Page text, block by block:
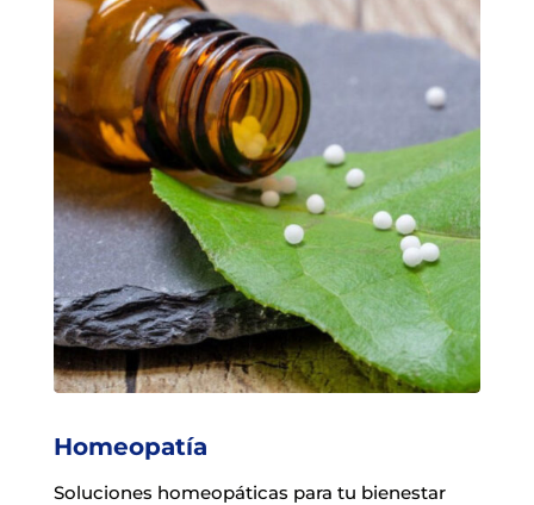
Homeopatía
Soluciones homeopáticas para tu bienestar